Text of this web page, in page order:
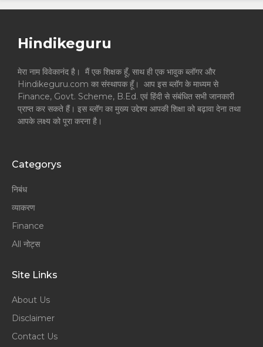
Hindikeguru
मेरा नाम विवेकानंद है। मैं एक शिक्षक हूँ, साथ ही एक भावुक ब्लॉगर और
Hindikeguru.com का संस्थापक हूँ। आप इस ब्लॉग के माध्यम से
Finance, Govt. Scheme, B.Ed. एवं हिंदी से संबंधित सभी जानकारी
प्राप्त कर सकते हैं। इस ब्लॉग का मुख्य उद्देश्य आपकी शिक्षा को बढ़ावा देना तथा
आपके लक्ष्य को पूरा करना है।
Categorys
निबंध
व्याकरण
Finance
All नोट्स
Site Links
About Us
Disclaimer
Contact Us